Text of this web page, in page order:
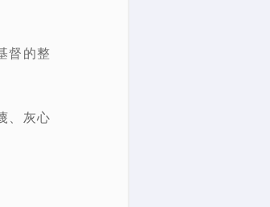
督的整
、灰心